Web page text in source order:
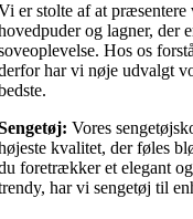
er stolte af at præsentere
og lagner, der
Hos os
har vi nøje udvalgt
Vores
kvalitet, der føles
foretrækker et elegant
har vi sengetøj til